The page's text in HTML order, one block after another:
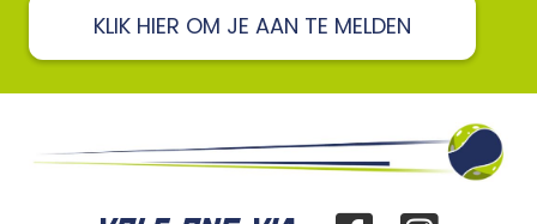
KLIK HIER OM JE AAN TE MELDEN